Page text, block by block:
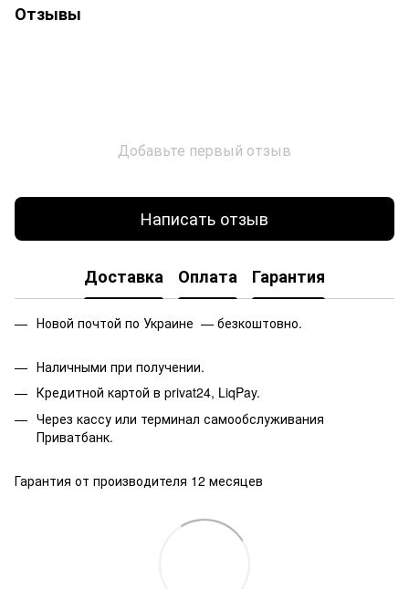
Отзывы
Добавьте первый отзыв
Написать отзыв
Доставка Оплата Гарантия
Новой почтой по Украине — безкоштовно.
Наличными при получении.
Кредитной картой в privat24, LiqPay.
Через кассу или терминал самообслуживания
Приватбанк.
Гарантия от производителя 12 месяцев